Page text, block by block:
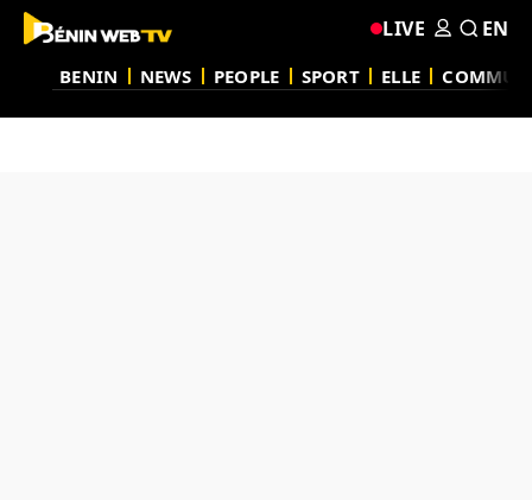
BENIN NEWS PEOPLE SPORT ELLE
LIVE EN